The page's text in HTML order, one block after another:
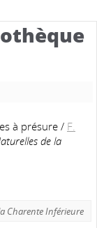
à présure/ F.
de la
Charente Inférieure